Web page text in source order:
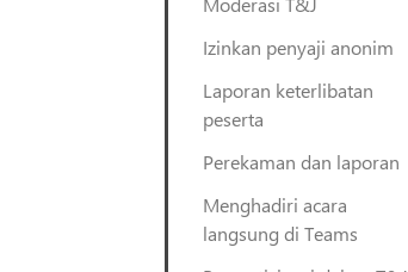
Izinkan penyaji anonim
Laporan keterlibatan
peserta
Perekaman dan laporan
Menghadiri acara
langsung di Teams